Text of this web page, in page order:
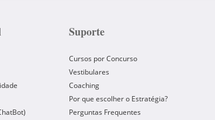
Suporte
Cursos por Concurso
Vestibulares
Coaching
Por que escolher o Estratégia?
Perguntas Frequentes